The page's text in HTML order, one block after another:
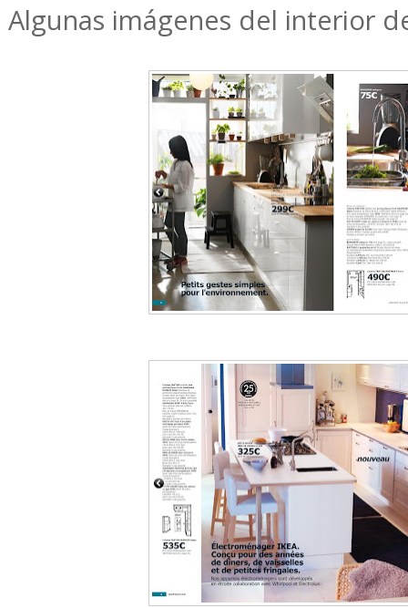
Algunas imágenes del interior